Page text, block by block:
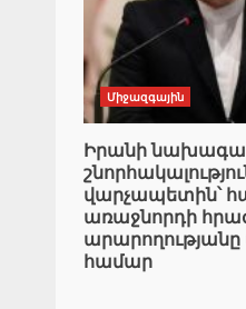
Միջազգային
Իրանի
վարչապետին՝
առաջնորդի
արարողությանը
համար